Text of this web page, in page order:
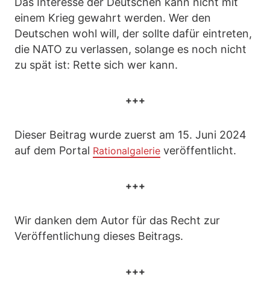
einem Krieg gewahrt werden. Wer den
Deutschen wohl will, der sollte dafür eintreten,
die NATO zu verlassen, solange es noch nicht
zu spät ist: Rette sich wer kann.
+++
Dieser Beitrag wurde zuerst am 15. Juni 2024
auf dem Portal Rationalgalerie veröffentlicht.
+++
Wir danken dem Autor für das Recht zur
Veröffentlichung dieses Beitrags.
+++